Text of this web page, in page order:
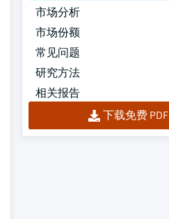
市场分析
市场份额
常见问题
研究方法
相关报告
下载免费 PDF